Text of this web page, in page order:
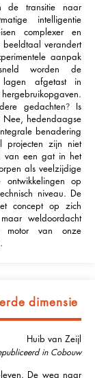
de transitie naar
intelligentie
complexer en
beeldtaal verandert
aanpak
worden de
lagen afgetast in
gedachten?Is
Nee, hedendaagse
benadering
projecten zijn niet
van een gat in het
als veelzijdige
ontwikkelingen op
niveau. De
concept op zich
weldoordacht
motor van onze
dimensie
Huib van Zeijl
in Cobouw
De weg naar